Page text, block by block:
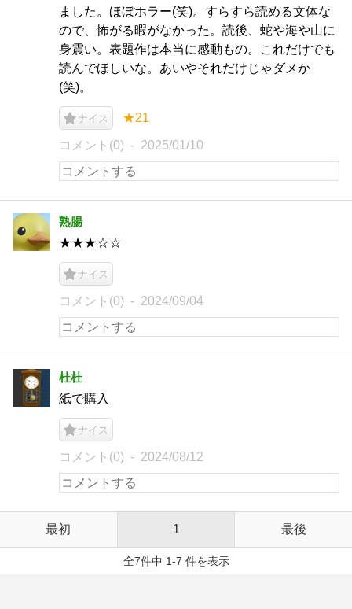
ました。ほぼホラー(笑)。すらすら読める文体な
ので、怖がる暇がなかった。読後、蛇や海や山に
身震い。表題作は本当に感動もの。これだけでも
読んでほしいな。あいやそれだけじゃダメか
(笑)。
ナイス ★21
コメント(0) 2025/01/10
熟腸
★★★☆☆
ナイス
コメント(0) 2024/09/04
杜杜
紙で購入
ナイス
コメント(0) 2024/08/12
最初 1 最後
全7件中 1-7 件を表示